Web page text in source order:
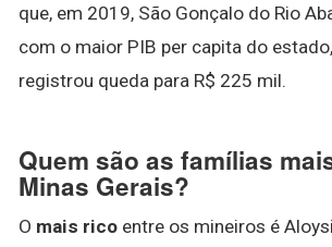
que, em 2019, São Gonçalo do Rio
com o maior PIB per capita do
registrou queda para R$ 225 mil.
Quem são as famílias
Minas Gerais?
O mais rico entre os mineiros é